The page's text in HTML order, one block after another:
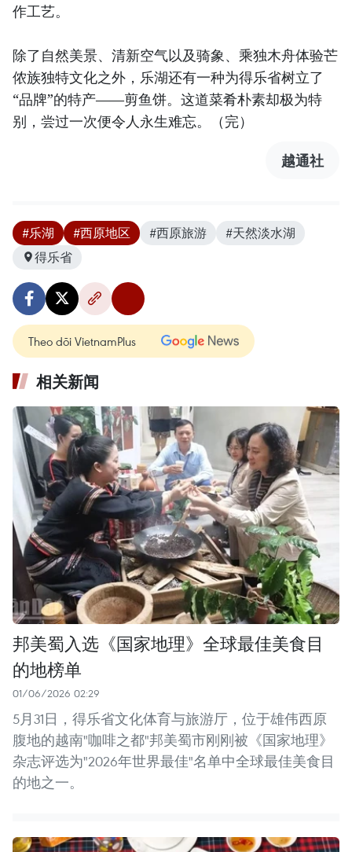
作工艺。
除了自然美景、清新空气以及骑象、乘独木舟体验芒
侬族独特文化之外，乐湖还有一种为得乐省树立了
“品牌”的特产——剪鱼饼。这道菜肴朴素却极为特
别，尝过一次便令人永生难忘。（完）
越通社
#乐湖 #西原地区 #西原旅游
#天然淡水湖
得乐省
Theo dõi VietnamPlus
相关新闻
邦美蜀入选《国家地理》全球最佳美食目
的地榜单
01/06/2026 02:29
5月31日，得乐省文化体育与旅游厅，位于雄伟西原
腹地的越南"咖啡之都"邦美蜀市刚刚被《国家地理》
杂志评选为"2026年世界最佳"名单中全球最佳美食目
的地之一。